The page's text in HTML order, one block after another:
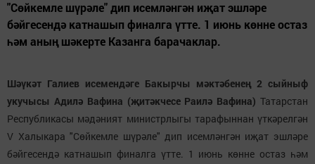
"Сөйкемле шүрәле" дип исемләнгән иҗат эшләре
бәйгесендә катнашып финалга үтте. 1 июнь көнне остаз
һәм аның шәкерте Казанга барачаклар.
Шәүкәт Галиев исемендәге Бакырчы мәктәбенең 2 сыйныф
укучысы Адилә Вафина (җитәкчесе Раилә Вафина) Татарстан
Республикасы мәдәният министрлыгы тарафыннан үткәрелгән
V Халыкара "Сөйкемле шүрәле" дип исемләнгән иҗат эшләре
бәйгесендә катнашып финалга үтте. 1 июнь көнне остаз һәм